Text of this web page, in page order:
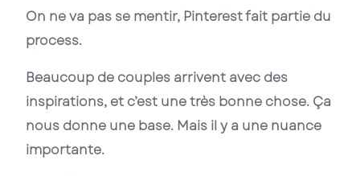
On ne va pas se mentir, Pinterest fait partie du
process.
Beaucoup de couples arrivent avec des
inspirations, et c’est une très bonne chose. Ça
nous donne une base. Mais il y a une nuance
importante.